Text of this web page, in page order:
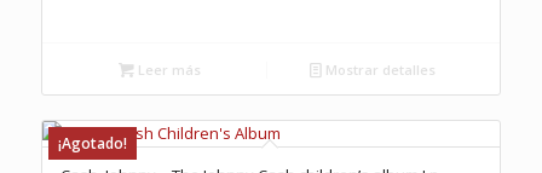
Leer más Mostrar detalles
¡Agotado!